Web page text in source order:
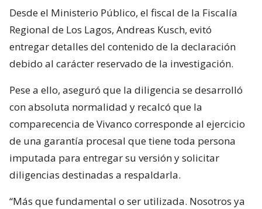
Desde el Ministerio Público, el fiscal de la Fiscalía
Regional de Los Lagos, Andreas Kusch, evitó
entregar detalles del contenido de la declaración
debido al carácter reservado de la investigación.
Pese a ello, aseguró que la diligencia se desarrolló
con absoluta normalidad y recalcó que la
comparecencia de Vivanco corresponde al ejercicio
de una garantía procesal que tiene toda persona
imputada para entregar su versión y solicitar
diligencias destinadas a respaldarla.
“Más que fundamental o ser utilizada. Nosotros ya